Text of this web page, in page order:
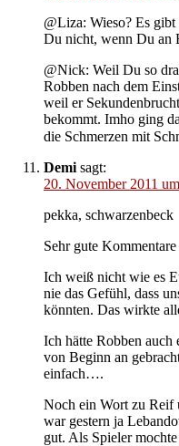
@Liza: Wieso? Es
Du nicht, wenn Du an
@Nick: Weil Du so
Robben nach dem
weil er
bekommt. Imho ging
die Schmerzen mit
Demi sagt:
20. November 2011
pekka, schwarzenbeck
Sehr gute
Ich weiß nicht wie es
nie das Gefühl, dass
könnten. Das wirkte
Ich hätte Robben auch
von Beginn an
einfach….
Noch ein Wort zu Reif
war gestern ja
gut. Als Spieler